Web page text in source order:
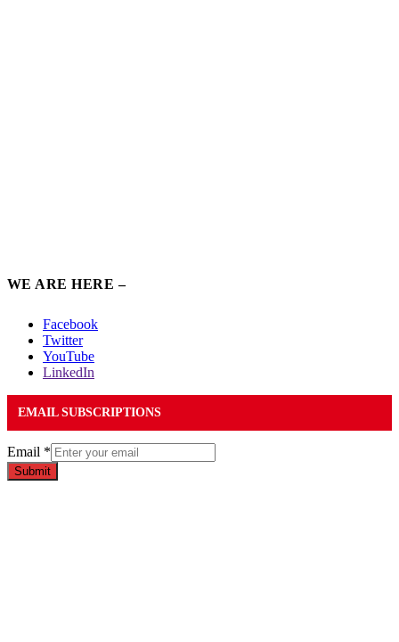
WE ARE HERE –
Facebook
Twitter
YouTube
LinkedIn
EMAIL SUBSCRIPTIONS
Email *
Submit